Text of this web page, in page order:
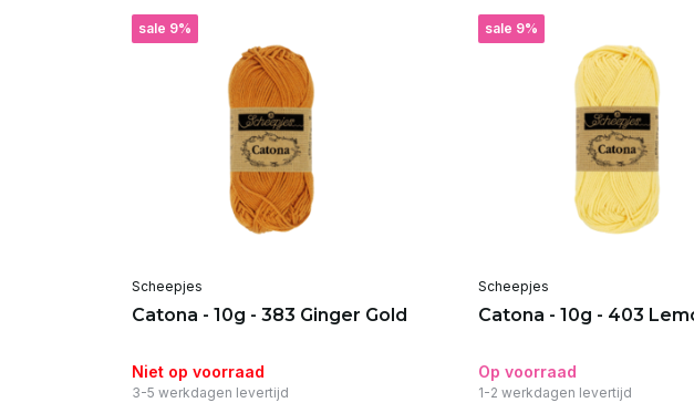
sale 9%
Scheepjes
Catona - 10g - 383 Ginger Gold
Niet op voorraad
3-5 werkdagen levertijd
sale 9%
Scheepjes
Catona - 10g - 403
Op voorraad
1-2 werkdagen levertijd